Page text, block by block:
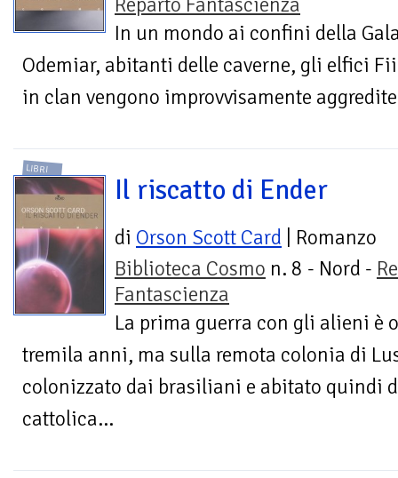
Reparto Fantascienza
In un mondo ai confini della
Odemiar, abitanti delle caverne, gli elfici
in clan vengono improvvisamente
LIBRI
Il riscatto di Ender
di Orson Scott Card | Romanzo
Biblioteca Cosmo n. 8 - Nord -
Fantascienza
La prima guerra con gli alieni è
tremila anni, ma sulla remota colonia di
colonizzato dai brasiliani e abitato quindi
cattolica...